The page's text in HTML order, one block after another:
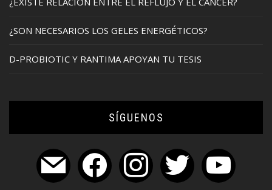
¿SON NECESARIOS LOS GELES ENERGÉTICOS?
D-PROBIOTIC Y RANTIMA APOYAN TU TESIS
SÍGUENOS
mail facebook instagram twitter youtube